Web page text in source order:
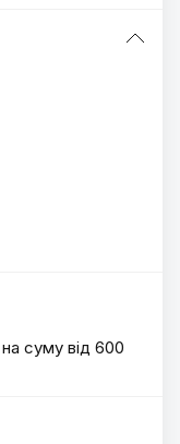
суму від 600